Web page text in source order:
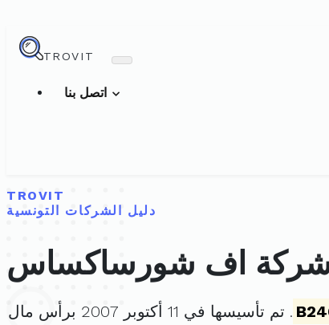
TROVIT
TROVIT
دليل الشركات التونسية
اف شورساكساس
. تم تأسيسها في 11 أكتوبر 2007 برأس مال